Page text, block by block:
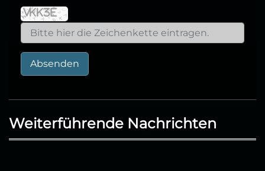
Absenden
Weiterführende Nachrichten